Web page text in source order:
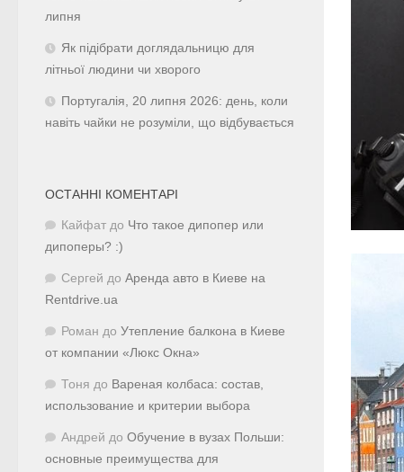
липня
Як підібрати доглядальницю для
літньої людини чи хворого
Португалія, 20 липня 2026: день, коли
навіть чайки не розуміли, що відбувається
ОСТАННІ КОМЕНТАРІ
Кайфат до Что такое дипопер или
дипоперы? :)
Сергей до Аренда авто в Киеве на
Rentdrive.ua
Роман до Утепление балкона в Киеве
от компании «Люкс Окна»
Тоня до Вареная колбаса: состав,
использование и критерии выбора
Андрей до Обучение в вузах Польши:
основные преимущества для